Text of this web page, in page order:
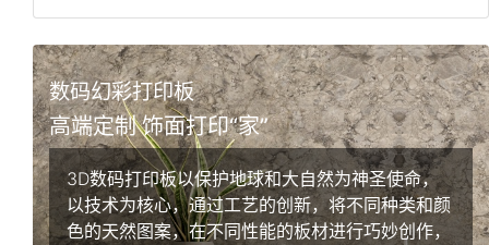
数码幻彩打印板
⾼端定制 饰⾯打印“家”
3D数码打印板以保护地球和大自然为神圣使命，
以技术为核心，通过工艺的创新，将不同种类和颜
色的天然图案，在不同性能的板材进行巧妙创作，